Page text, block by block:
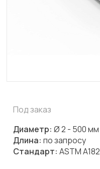
Под заказ
Диаметр: Ø 2 - 500 мм
Длина:по запросу
Стандарт: ASTM A182